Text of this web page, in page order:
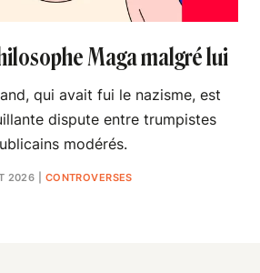
Maga malgré lui
qui avait fui le nazisme, est
dispute entre trumpistes
modérés.
2026 CONTROVERSES